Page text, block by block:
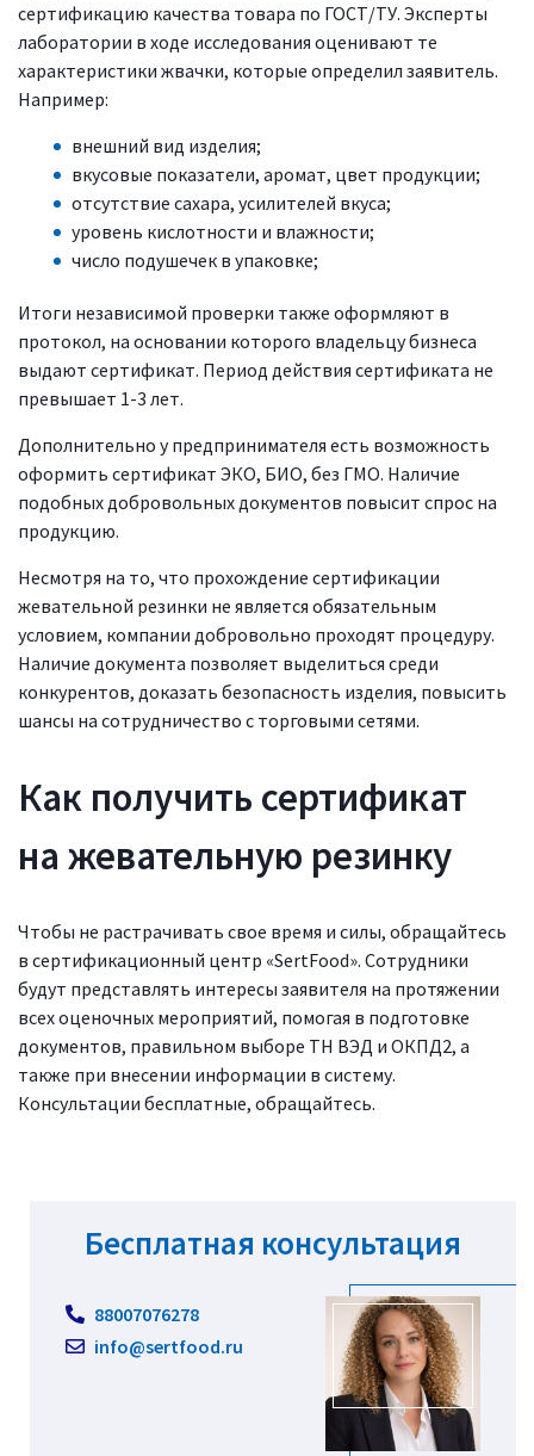
сертификацию качества товара по ГОСТ/ТУ. Эксперты
лаборатории в ходе исследования оценивают те
характеристики жвачки, которые определил заявитель.
Например:
внешний вид изделия;
вкусовые показатели, аромат, цвет продукции;
отсутствие сахара, усилителей вкуса;
уровень кислотности и влажности;
число подушечек в упаковке;
Итоги независимой проверки также оформляют в
протокол, на основании которого владельцу бизнеса
выдают сертификат. Период действия сертификата не
превышает 1-3 лет.
Дополнительно у предпринимателя есть возможность
оформить сертификат ЭКО, БИО, без ГМО. Наличие
подобных добровольных документов повысит спрос на
продукцию.
Несмотря на то, что прохождение сертификации
жевательной резинки не является обязательным
условием, компании добровольно проходят процедуру.
Наличие документа позволяет выделиться среди
конкурентов, доказать безопасность изделия, повысить
шансы на сотрудничество с торговыми сетями.
Как получить сертификат
на жевательную резинку
Чтобы не растрачивать свое время и силы, обращайтесь
в сертификационный центр «SertFood». Сотрудники
будут представлять интересы заявителя на протяжении
всех оценочных мероприятий, помогая в подготовке
документов, правильном выборе ТН ВЭД и ОКПД2, а
также при внесении информации в систему.
Консультации бесплатные, обращайтесь.
Бесплатная консультация
88007076278
info@sertfood.ru